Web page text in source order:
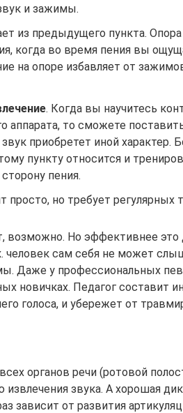
и зажимы.
из предыдущего пункта.
когда во время пения вы
на опоре избавляет от
. Когда вы научитесь
аппарата, то сможете
приобретет иной характер.
пункту относится и
пения.
просто, но требует регулярных
возможно. Но эффективнее это
человек сам себя не может
Даже у профессиональных
новичках. Педагог составит
голоса, и убережет от
органов речи (ротовой
звука. А хорошая
зависит от развития